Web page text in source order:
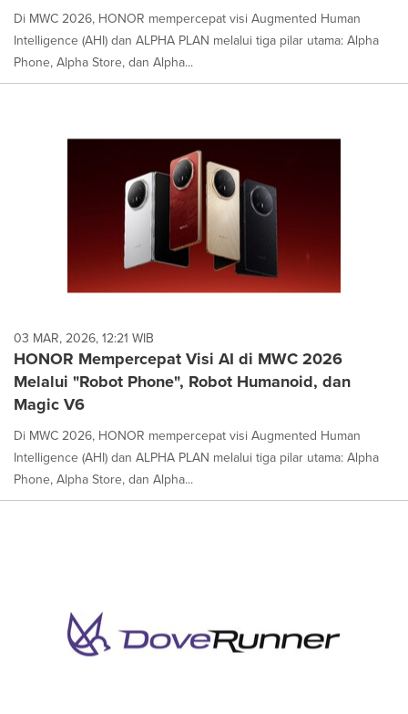
Di MWC 2026, HONOR mempercepat visi Augmented Human
Intelligence (AHI) dan ALPHA PLAN melalui tiga pilar utama: Alpha
Phone, Alpha Store, dan Alpha...
03 MAR, 2026, 12:21 WIB
HONOR Mempercepat Visi AI di MWC 2026
Melalui "Robot Phone", Robot Humanoid, dan
Magic V6
Di MWC 2026, HONOR mempercepat visi Augmented Human
Intelligence (AHI) dan ALPHA PLAN melalui tiga pilar utama: Alpha
Phone, Alpha Store, dan Alpha...